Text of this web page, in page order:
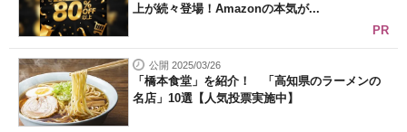
上が続々登場！Amazonの本気が...
PR
公開 2025/03/26
「橋本食堂」を紹介！ 「高知県のラーメンの
名店」10選【人気投票実施中】